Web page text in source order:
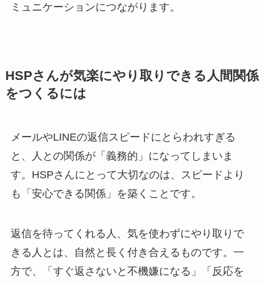
ミュニケーションにつながります。
HSPさんが気楽にやり取りできる人間関係
をつくるには
メールやLINEの返信スピードにとらわれすぎる
と、人との関係が「義務的」になってしまいま
す。HSPさんにとって大切なのは、スピードより
も「安心できる関係」を築くことです。
返信を待ってくれる人、気を使わずにやり取りで
きる人とは、自然と長く付き合えるものです。一
方で、「すぐ返さないと不機嫌になる」「反応を